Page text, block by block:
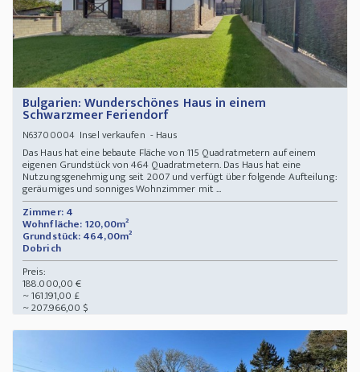
Bulgarien: Wunderschönes Haus in einem
Schwarzmeer Feriendorf
N63700004Insel verkaufen - Haus
Das Haus hat eine bebaute Fläche von 115 Quadratmetern auf einem
eigenen Grundstück von 464 Quadratmetern. Das Haus hat eine
Nutzungsgenehmigung seit 2007 und verfügt über folgende Aufteilung:
geräumiges und sonniges Wohnzimmer mit ...
Zimmer: 4
Wohnfläche: 120,00m²
Grundstück: 464,00m²
Dobrich
Preis:
188.000,00 €
~ 161.191,00 £
~ 207.966,00 $